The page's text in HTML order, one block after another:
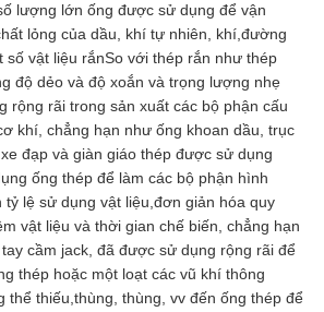
lượng lớn ống được sử dụng để vận
lỏng của dầu, khí tự nhiên, khí,đường
số vật liệu rắnSo với thép rắn như thép
độ dẻo và độ xoắn và trọng lượng nhẹ
rộng rãi trong sản xuất các bộ phận cấu
khí, chẳng hạn như ống khoan dầu, trục
đạp và giàn giáo thép được sử dụng
ống thép để làm các bộ phận hình
tỷ lệ sử dụng vật liệu,đơn giản hóa quy
vật liệu và thời gian chế biến, chẳng hạn
cầm jack, đã được sử dụng rộng rãi để
thép hoặc một loạt các vũ khí thông
thể thiếu,thùng, thùng, vv đến ống thép để